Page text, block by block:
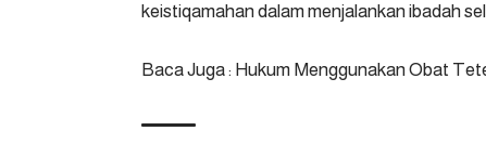
keistiqamahan dalam menjalankan ibadah
Baca Juga : Hukum Menggunakan Obat